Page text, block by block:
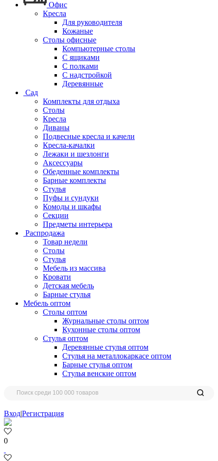
Офис
Кресла
Для руководителя
Кожаные
Столы офисные
Компьютерные столы
С ящиками
С полками
С надстройкой
Деревянные
Сад
Комплекты для отдыха
Столы
Кресла
Диваны
Подвесные кресла и качели
Кресла-качалки
Лежаки и шезлонги
Аксессуары
Обеденные комплекты
Барные комплекты
Стулья
Пуфы и сундуки
Комоды и шкафы
Секции
Предметы интерьера
Распродажа
Товар недели
Столы
Стулья
Мебель из массива
Кровати
Детская мебель
Барные стулья
Мебель оптом
Столы оптом
Журнальные столы оптом
Кухонные столы оптом
Стулья оптом
Деревянные стулья оптом
Стулья на металлокаркасе оптом
Барные стулья оптом
Стулья венские оптом
Вход|Регистрация
0